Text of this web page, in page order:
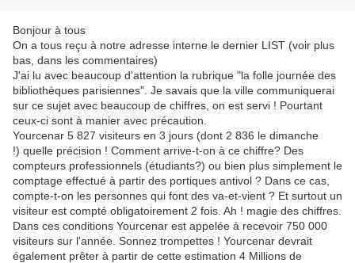
Bonjour à tous
On a tous reçu à notre adresse interne le dernier LIST (voir plus
bas, dans les commentaires)
J'ai lu avec beaucoup d'attention la rubrique "la folle journée des
bibliothèques parisiennes" . Je savais que la ville communiquerai
sur ce sujet avec beaucoup de chiffres, on est servi ! Pourtant
ceux-ci sont à manier avec précaution.
Yourcenar 5 827 visiteurs en 3 jours (dont 2 836 le dimanche
!) quelle précision ! Comment arrive-t-on à ce chiffre? Des
compteurs professionnels (étudiants?) ou bien plus simplement le
comptage effectué à partir des portiques antivol ? Dans ce cas,
compte-t-on les personnes qui font des va-et-vient ? Et surtout un
visiteur est compté obligatoirement 2 fois. Ah ! magie des chiffres.
Dans ces conditions Yourcenar est appelée à recevoir 750 000
visiteurs sur l'année. Sonnez trompettes ! Yourcenar devrait
également prêter à partir de cette estimation 4 Millions de